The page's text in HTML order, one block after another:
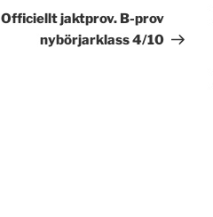
inlägg
Officiellt jaktprov. B-prov
nybörjarklass 4/10